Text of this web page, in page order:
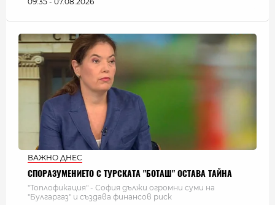
ВАЖНО ДНЕС
СПОРАЗУМЕНИЕТО С ТУРСКАТА "БОТАШ" ОСТАВА ТАЙНА
"Топлофикация" - София дължи огромни суми на
"Булгаргаз" и създава финансов риск